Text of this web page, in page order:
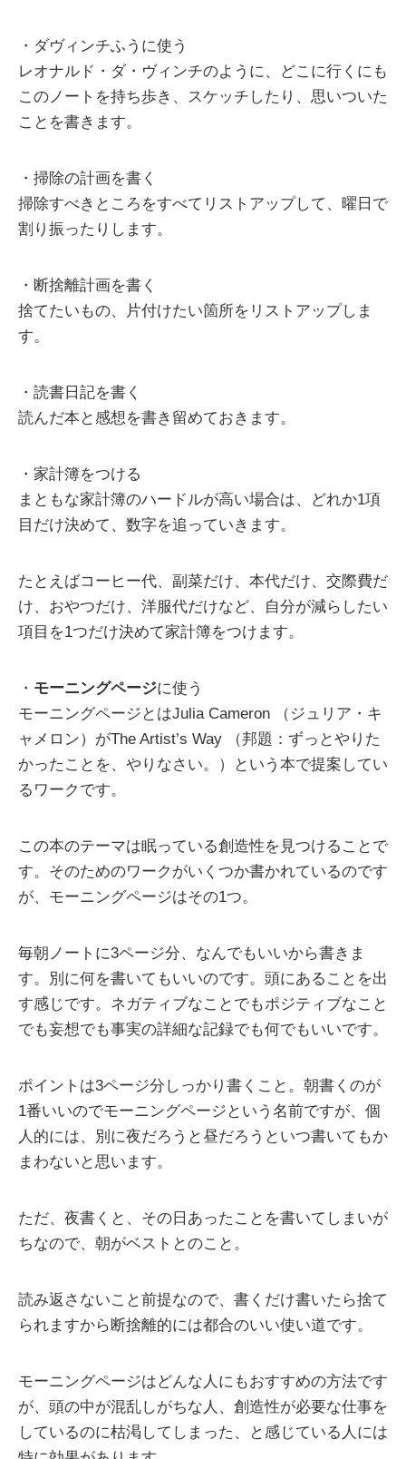
・ダヴィンチふうに使う
レオナルド・ダ・ヴィンチのように、どこに行くにも
このノートを持ち歩き、スケッチしたり、思いついた
ことを書きます。
・掃除の計画を書く
掃除すべきところをすべてリストアップして、曜日で
割り振ったりします。
・断捨離計画を書く
捨てたいもの、片付けたい箇所をリストアップしま
す。
・読書日記を書く
読んだ本と感想を書き留めておきます。
・家計簿をつける
まともな家計簿のハードルが高い場合は、どれか1項
目だけ決めて、数字を追っていきます。
たとえばコーヒー代、副菜だけ、本代だけ、交際費だ
け、おやつだけ、洋服代だけなど、自分が減らしたい
項目を1つだけ決めて家計簿をつけます。
・ モーニングページに使う
モーニングページとはJulia Cameron （ジュリア・キ
ャメロン）がThe Artist’s Way （邦題：ずっとやりた
かったことを、やりなさい。）という本で提案してい
るワークです。
この本のテーマは眠っている創造性を見つけることで
す。そのためのワークがいくつか書かれているのです
が、モーニングページはその1つ。
毎朝ノートに3ページ分、なんでもいいから書きま
す。別に何を書いてもいいのです。頭にあることを出
す感じです。ネガティブなことでもポジティブなこと
でも妄想でも事実の詳細な記録でも何でもいいです。
ポイントは3ページ分しっかり書くこと。朝書くのが
1番いいのでモーニングページという名前ですが、個
人的には、別に夜だろうと昼だろうといつ書いてもか
まわないと思います。
ただ、夜書くと、その日あったことを書いてしまいが
ちなので、朝がベストとのこと。
読み返さないこと前提なので、書くだけ書いたら捨て
られますから断捨離的には都合のいい使い道です。
モーニングページはどんな人にもおすすめの方法です
が、頭の中が混乱しがちな人、創造性が必要な仕事を
しているのに枯渇してしまった、と感じている人には